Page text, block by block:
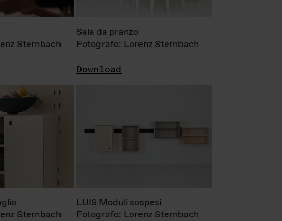
Sternbach
Sala da pranzo
Fotografo: Lorenz Sternbach
Download
Sternbach
LUIS Moduli sospesi
Fotografo: Lorenz Sternbach